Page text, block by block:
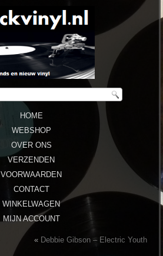
HOME
WEBSHOP
OVER ONS
VERZENDEN
VOORWAARDEN
CONTACT
WINKELWAGEN
MIJN ACCOUNT
« Debbie Gibson – Electric Youth